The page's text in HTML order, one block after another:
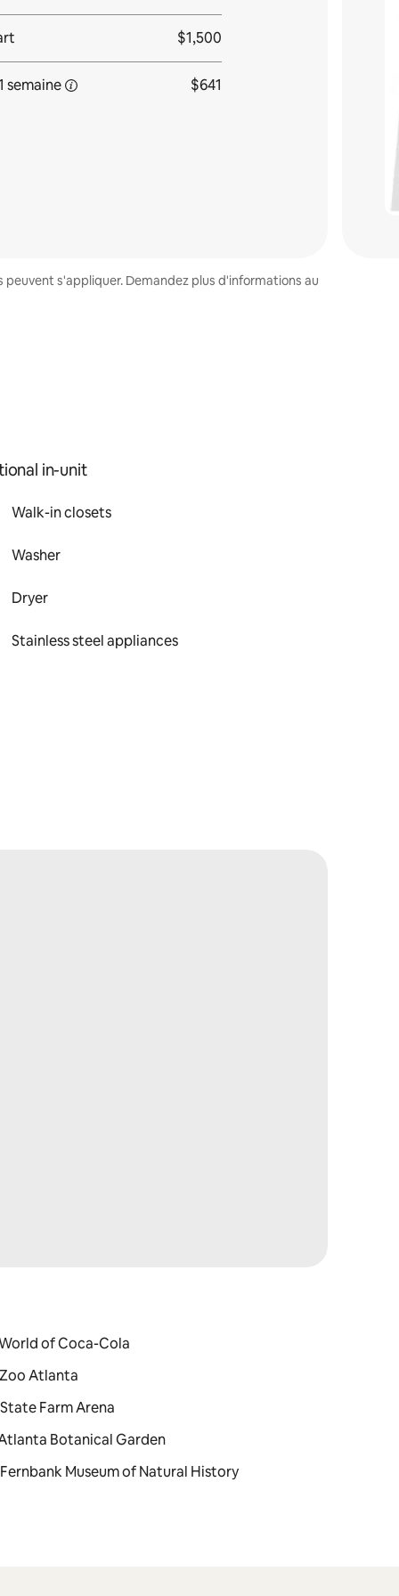
$1,500
semaine $641
s'appliquer. Demandez plus d'informations au
in-unit
Walk-in closets
Washer
Dryer
Stainless steel appliances
of Coca-Cola
Atlanta
Farm Arena
Botanical Garden
Museum of Natural History